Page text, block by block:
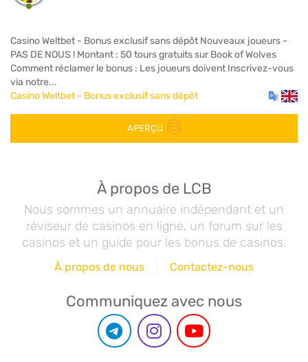
Casino Weltbet - Bonus exclusif sans dépôt Nouveaux joueurs -
PAS DE NOUS ! Montant : 50 tours gratuits sur Book of Wolves
Comment réclamer le bonus : Les joueurs doivent Inscrivez-vous
via notre...
Casino Weltbet - Bonus exclusif sans dépôt
APERÇU
À propos de LCB
Nous sommes un annuaire indépendant et un
réviseur de casinos en ligne, un forum sur les
casinos et un guide pour les bonus de casinos.
À propos de nous Contactez-nous
Communiquez avec nous